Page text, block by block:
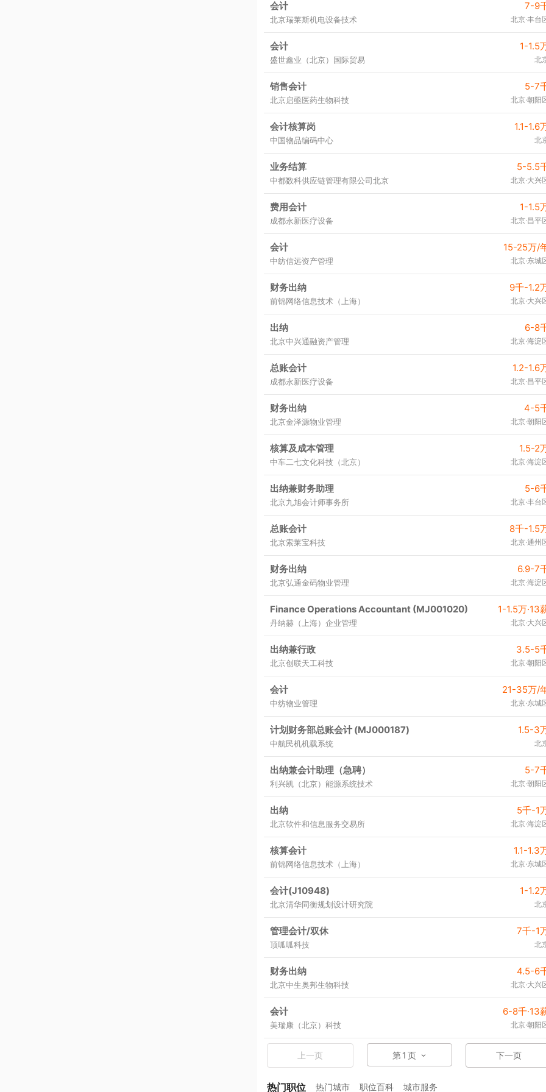
会计 7-9
北京瑞莱斯机电设备技术 北京·丰台
会计 1-1.5
盛世鑫业（北京）国际贸易 北
销售会计 5-7
北京启亟医药生物科技 北京·朝阳
会计核算岗 1.1-1.6
中国物品编码中心 北
业务结算 5-5.5
中都数科供应链管理有限公司北京 北京·大兴
费用会计 1-1.5
成都永新医疗设备 北京·昌平
会计 15-25万/
中纺信远资产管理 北京·东城
财务出纳 9千-1.2
前锦网络信息技术（上海） 北京·大兴
出纳 6-8
北京中兴通融资产管理 北京·海淀
总账会计 1.2-1.6
成都永新医疗设备 北京·昌平
财务出纳 4-5
北京金泽源物业管理 北京·朝阳
核算及成本管理 1.5-2
中车二七文化科技（北京） 北京·海淀
出纳兼财务助理 5-6
北京九旭会计师事务所 北京·丰台
总账会计 8千-1.5
北京索莱宝科技 北京·通州
财务出纳 6.9-7
北京弘通金码物业管理 北京·海淀
Finance Operations Accountant (MJ001020) 1-1.5万·13
丹纳赫（上海）企业管理 北京·大兴
出纳兼行政 3.5-5
北京创联天工科技 北京·朝阳
会计 21-35万/
中纺物业管理 北京·东城
计划财务部总账会计 (MJ000187) 1.5-3
中航民机机载系统 北
出纳兼会计助理（急聘） 5-7
利兴凯（北京）能源系统技术 北京·朝阳
出纳 5千-1
北京软件和信息服务交易所 北京·海淀
核算会计 1.1-1.3
前锦网络信息技术（上海） 北京·东城
会计(J10948) 1-1.2
北京清华同衡规划设计研究院 北
管理会计/双休 7千-1
顶呱呱科技 北
财务出纳 4.5-6
北京中生奥邦生物科技 北京·大兴
会计 6-8千·13
美瑞康（北京）科技 北京·朝阳
上一页 第1 页 下一页
热门职位 热门城市 职位百科 城市服务